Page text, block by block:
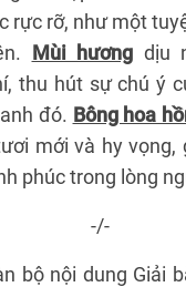
rực rỡ, như một
Mùi hương dịu
thu hút sự chú ý
đó. Bông hoa
mới và hy vọng,
phúc trong lòng
-/-
bộ nội dung Giải